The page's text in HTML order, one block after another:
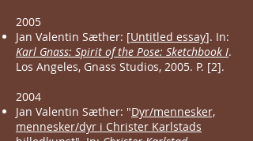
2005
Jan Valentin Sæther: [Untitled essay]. In:
Karl Gnass: Spirit of the Pose: Sketchbook I.
Los Angeles, Gnass Studios, 2005. P. [2].
2004
Jan Valentin Sæther: "Dyr/mennesker,
mennesker/dyr i Christer Karlstads